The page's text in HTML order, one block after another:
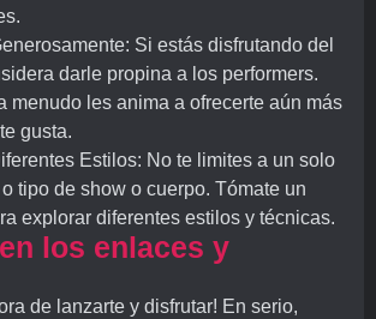
Si estás disfrutando del
darle propina a los performers.
menudo les anima a ofrecerte aún más
gusta.
Estilos: No te limites a un solo
tipo de show o cuerpo. Tómate un
explorar diferentes estilos y técnicas.
los enlaces y
de lanzarte y disfrutar! En serio,